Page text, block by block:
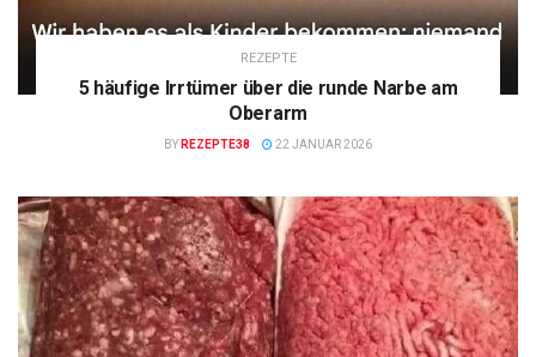
REZEPTE
5 häufige Irrtümer über die runde Narbe am
Oberarm
BY REZEPTE38 22 JANUAR 2026